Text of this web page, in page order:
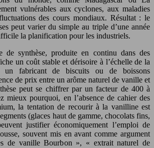
vulnérables aux cyclones, aux maladies
des cours mondiaux. Résultat : le
peut varier du simple au triple d’une année
la planification pour les industriels.
synthèse, produite en continu dans des
un coût stable et dérisoire à l’échelle de la
un fabricant de biscuits ou de boissons
de prix entre un arôme naturel de vanille et
peut se chiffrer par un facteur de 400 à
mieux pourquoi, en l’absence de cahier des
la tentation de recourir à la vanilline est
(glaces haut de gamme, chocolats fins,
justifier économiquement l’emploi de
souvent mis en avant comme argument
de vanille Bourbon », « extrait naturel de